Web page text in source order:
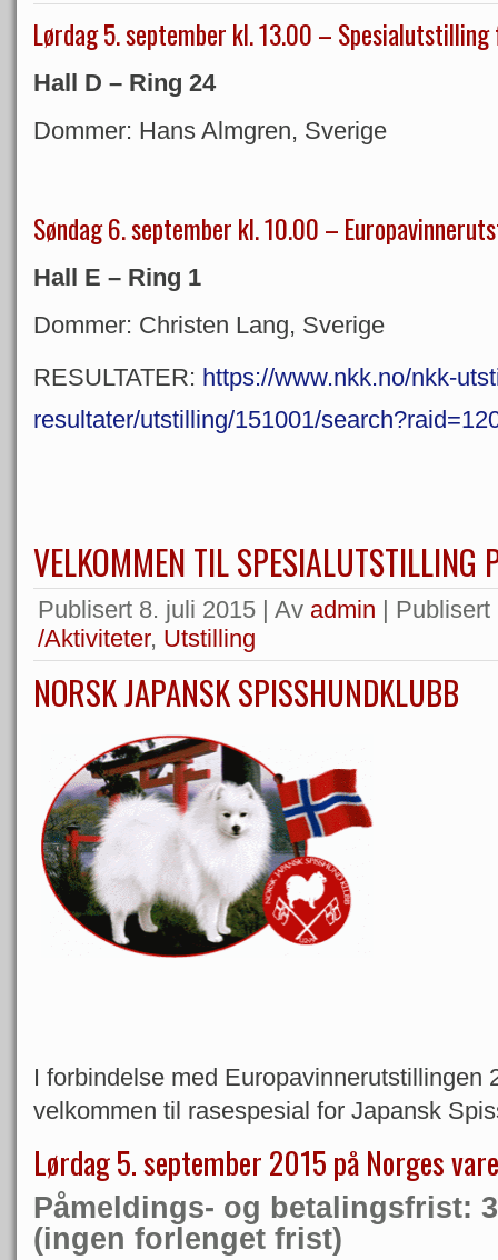
Lørdag 5. september kl. 13.00 –
Hall D – Ring 24
Dommer: Hans Almgren, Sverige
Søndag 6. september kl. 10.00 –
Hall E – Ring 1
Dommer: Christen Lang, Sverige
RESULTATER: https://www.nkk.no/nkk-
resultater/utstilling/151001/
VELKOMMEN TIL SPESIALUTSTILLING
Publisert 8. juli 2015 | Av admin | Publisert
/Aktiviteter, Utstilling
NORSK JAPANSK SPISSHUNDKLUBB
I forbindelse med Europavinnerutstillingen
velkommen til rasespesial for Japansk
Lørdag 5. september 2015 på Norges
Påmeldings- og betalingsfrist:
(ingen forlenget frist)